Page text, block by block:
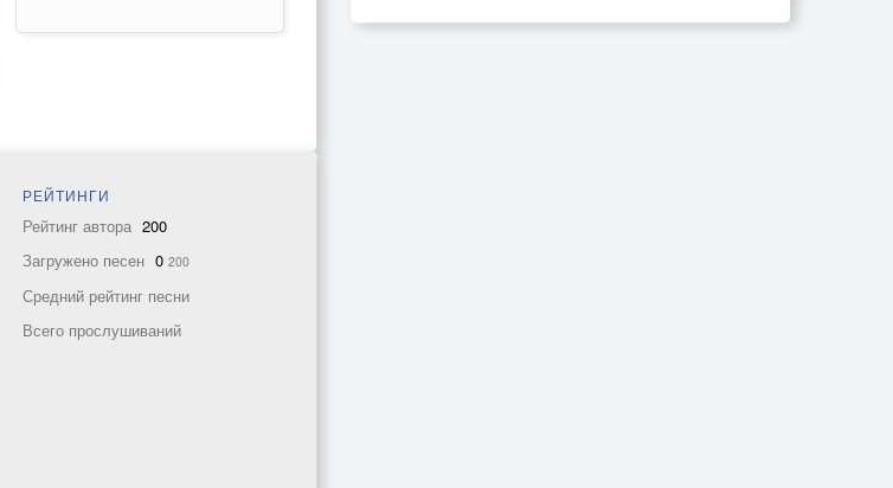
РЕЙТИНГИ
Рейтинг автора 200
Загружено песен 0 200
Средний рейтинг песни
Всего прослушиваний